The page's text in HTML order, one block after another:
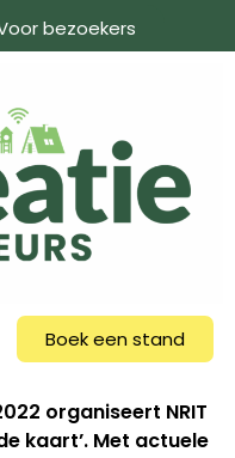
bezoekers
Boek een stand
organiseert NRIT
kaart’. Met actuele